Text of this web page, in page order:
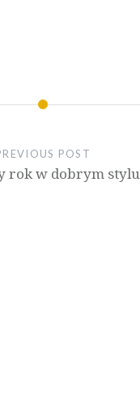
POST
rok w dobrym stylu